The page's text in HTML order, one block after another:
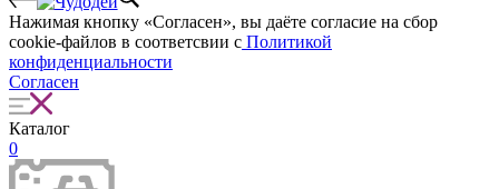
Нажимая кнопку «Согласен», вы даёте cогласие на сбор
cookie-файлов в соответсвии с Политикой
конфиденциальности
Согласен
Каталог
0